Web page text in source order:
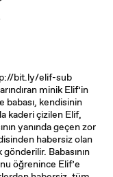
bit.ly/elif-sub
minik Elif’in
kendisinin
kaderi çizilen Elif,
yanında geçen zor
habersiz olan
Babasının
öğrenince Elif’e